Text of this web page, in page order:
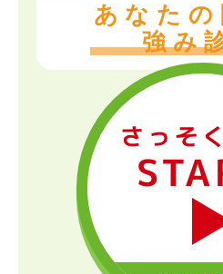
あなたの
強み
さっそ